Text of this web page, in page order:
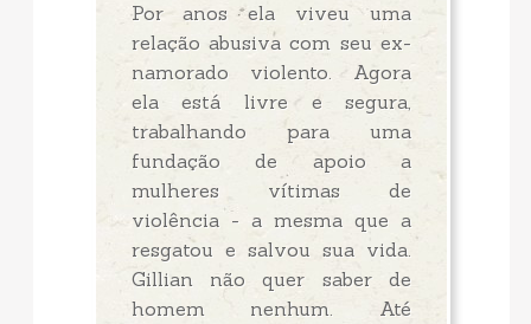
Por anos ela viveu uma
relação abusiva com seu ex-
namorado violento. Agora
ela está livre e segura,
trabalhando para uma
fundação de apoio a
mulheres vítimas de
violência - a mesma que a
resgatou e salvou sua vida.
Gillian não quer saber de
homem nenhum. Até